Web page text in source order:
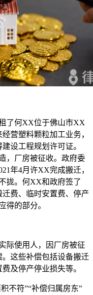
了何XX位于佛山市XX
营塑料颗粒加工业务，
设工程规划许可证。
，厂房被征收。政府委
年4月许XX完成搬迁，
拢。何XX和政府签了
费、临时安置费、停产
得的部分。
际使用人，因厂房被征
这些补偿包括设备搬迁
及停产停业损失等。
不符”“补偿归属房东”